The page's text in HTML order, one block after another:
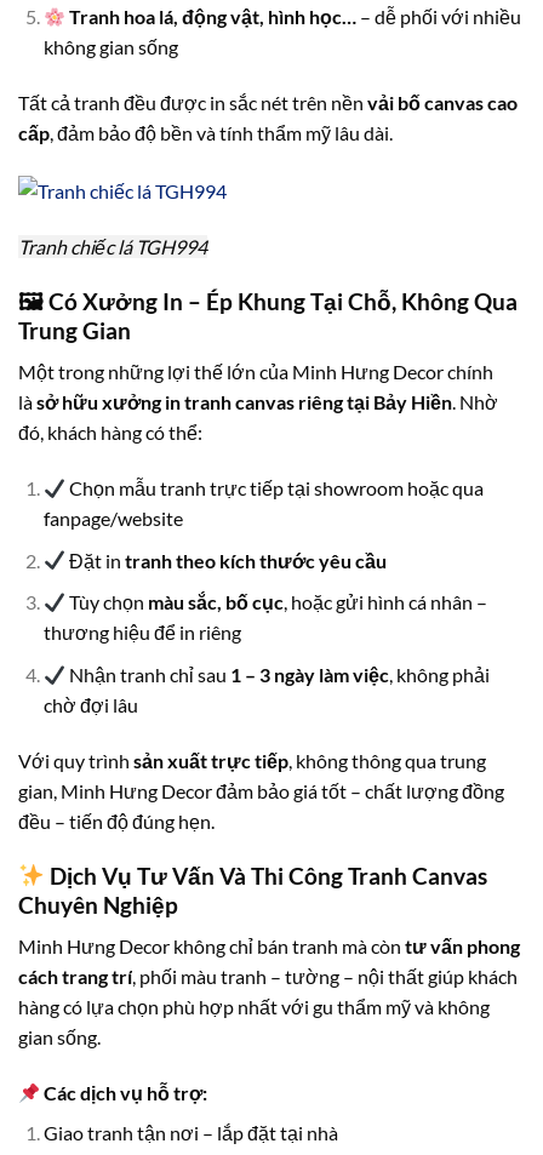
Tranh hoa lá, động vật, hình học… – dễ phối với nhiều
không gian sống
Tất cả tranh đều được in sắc nét trên nền vải bố canvas cao
cấp, đảm bảo độ bền và tính thẩm mỹ lâu dài.
Tranh chiếc lá TGH994
🖼Có Xưởng In – Ép Khung Tại Chỗ, Không Qua
Trung Gian
Một trong những lợi thế lớn của Minh Hưng Decor chính
làsở hữu xưởng in tranh canvas riêng tại Bảy Hiền. Nhờ
đó, khách hàng có thể:
Chọn mẫu tranh trực tiếp tại showroom hoặc qua
fanpage/website
Đặt intranh theo kích thước yêu cầu
Tùy chọn màu sắc, bố cục, hoặc gửi hình cá nhân –
thương hiệu để in riêng
Nhận tranh chỉ sau 1 – 3 ngày làm việc, không phải
chờ đợi lâu
Với quy trình sản xuất trực tiếp, không thông qua trung
gian, Minh Hưng Decor đảm bảo giá tốt – chất lượng đồng
đều – tiến độ đúng hẹn.
Dịch Vụ Tư Vấn Và Thi Công Tranh Canvas
Chuyên Nghiệp
Minh Hưng Decor không chỉ bán tranh mà còn tư vấn phong
cách trang trí, phối màu tranh – tường – nội thất giúp khách
hàng có lựa chọn phù hợp nhất với gu thẩm mỹ và không
gian sống.
Các dịch vụ hỗ trợ:
Giao tranh tận nơi – lắp đặt tại nhà